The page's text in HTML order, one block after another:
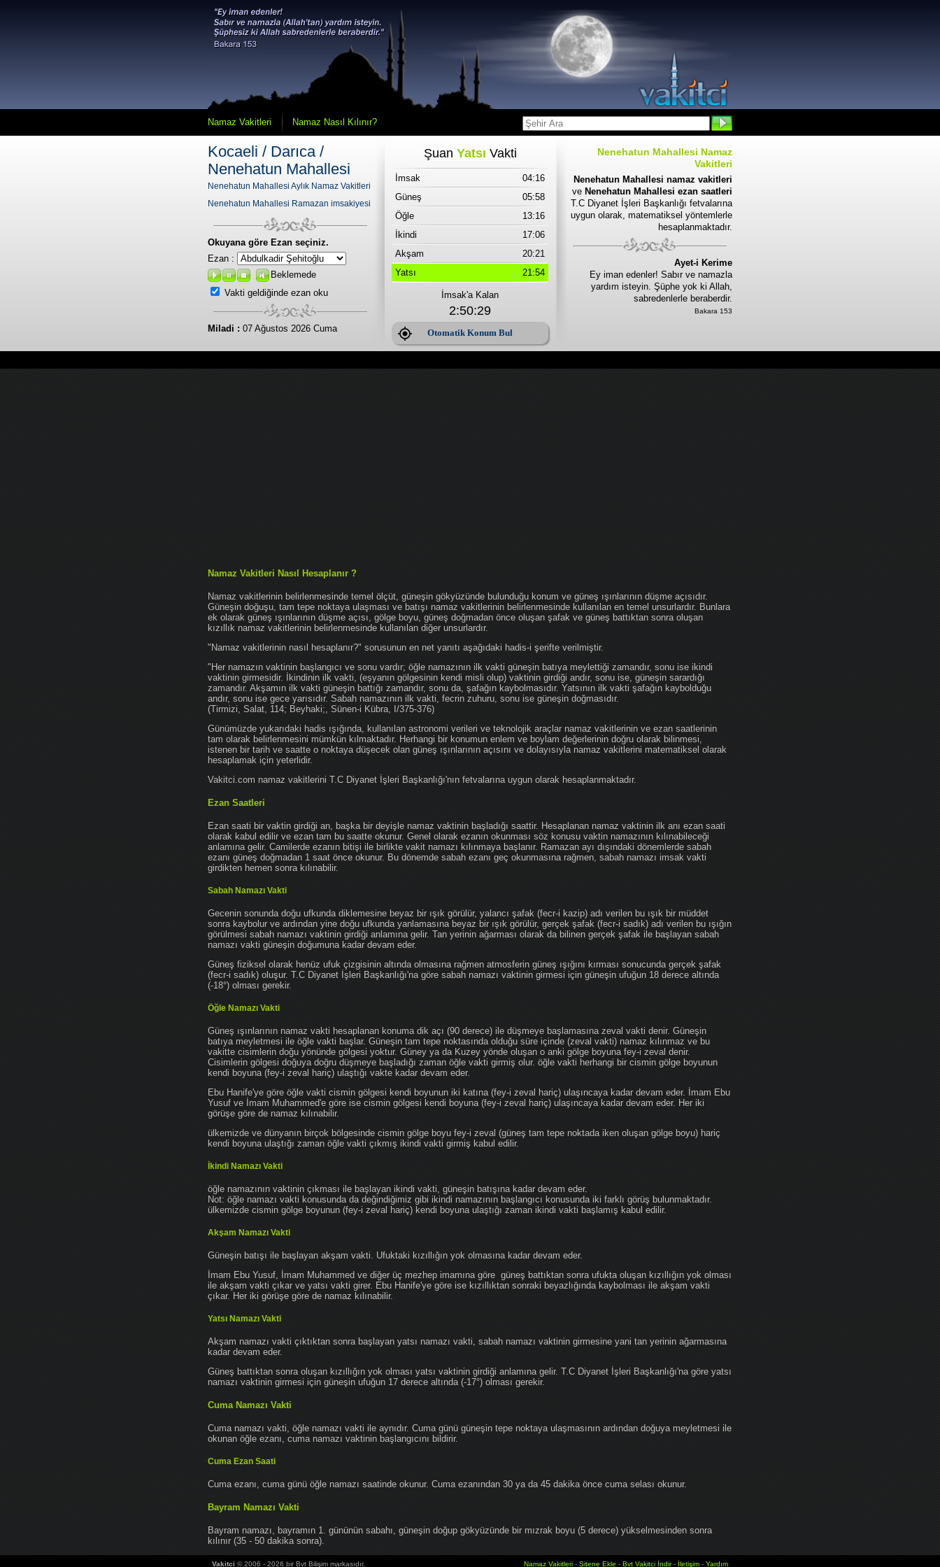
Namaz Vakitleri Namaz Nasıl Kılınır?
Kocaeli / Darıca /
Nenehatun Mahallesi
Nenehatun Mahallesi Aylık Namaz Vakitleri
Nenehatun Mahallesi Ramazan imsakiyesi
Okuyana göre Ezan seçiniz.
Ezan :
Beklemede
Vakti geldiğinde ezan oku
Miladi : 07 Ağustos 2026 Cuma
Şuan Yatsı Vakti
İmsak
04:16
Güneş
05:58
Öğle
13:16
İkindi
17:06
Akşam
20:21
Yatsı
21:54
İmsak'a Kalan
2:50:29
Otomatik Konum Bul
Nenehatun Mahallesi Namaz
Vakitleri
Nenehatun Mahallesi namaz vakitleri
ve Nenehatun Mahallesi ezan saatleri
T.C Diyanet İşleri Başkanlığı fetvalarına
uygun olarak, matematiksel yöntemlerle
hesaplanmaktadır.
Ayet-i Kerime
Ey iman edenler! Sabır ve namazla
yardım isteyin. Şüphe yok ki Allah,
sabredenlerle beraberdir.
Bakara 153
Namaz Vakitleri Nasıl Hesaplanır ?
Namaz vakitlerinin belirlenmesinde temel ölçüt, güneşin gökyüzünde bulunduğu konum ve güneş ışınlarının düşme açısıdır.
Güneşin doğuşu, tam tepe noktaya ulaşması ve batışı namaz vakitlerinin belirlenmesinde kullanılan en temel unsurlardır. Bunlara
ek olarak güneş ışınlarının düşme açısı, gölge boyu, güneş doğmadan önce oluşan şafak ve güneş battıktan sonra oluşan
kızıllık namaz vakitlerinin belirlenmesinde kullanılan diğer unsurlardır.
"Namaz vakitlerinin nasıl hesaplanır?" sorusunun en net yanıtı aşağıdaki hadis-i şerifte verilmiştir.
"Her namazın vaktinin başlangıcı ve sonu vardır; öğle namazının ilk vakti güneşin batıya meylettiği zamandır, sonu ise ikindi
vaktinin girmesidir. İkindinin ilk vakti, (eşyanın gölgesinin kendi misli olup) vaktinin girdiği andır, sonu ise, güneşin sarardığı
zamandır. Akşamın ilk vakti güneşin battığı zamandır, sonu da, şafağın kaybolmasıdır. Yatsının ilk vakti şafağın kaybolduğu
andır, sonu ise gece yarısıdır. Sabah namazının ilk vakti, fecrin zuhuru, sonu ise güneşin doğmasıdır.
(Tirmizi, Salat, 114; Beyhaki;, Sünen-i Kübra, I/375-376)
Günümüzde yukarıdaki hadis ışığında, kullanılan astronomi verileri ve teknolojik araçlar namaz vakitlerinin ve ezan saatlerinin
tam olarak belirlenmesini mümkün kılmaktadır. Herhangi bir konumun enlem ve boylam değerlerinin doğru olarak bilinmesi,
istenen bir tarih ve saatte o noktaya düşecek olan güneş ışınlarının açısını ve dolayısıyla namaz vakitlerini matematiksel olarak
hesaplamak için yeterlidir.
Vakitci.com namaz vakitlerini T.C Diyanet İşleri Başkanlığı'nın fetvalarına uygun olarak hesaplanmaktadır.
Ezan Saatleri
Ezan saati bir vaktin girdiği an, başka bir deyişle namaz vaktinin başladığı saattir. Hesaplanan namaz vaktinin ilk anı ezan saati
olarak kabul edilir ve ezan tam bu saatte okunur. Genel olarak ezanın okunması söz konusu vaktin namazının kılınabileceği
anlamına gelir. Camilerde ezanın bitişi ile birlikte vakit namazı kılınmaya başlanır. Ramazan ayı dışındaki dönemlerde sabah
ezanı güneş doğmadan 1 saat önce okunur. Bu dönemde sabah ezanı geç okunmasına rağmen, sabah namazı imsak vakti
girdikten hemen sonra kılınabilir.
Sabah Namazı Vakti
Gecenin sonunda doğu ufkunda diklemesine beyaz bir ışık görülür, yalancı şafak (fecr-i kazip) adı verilen bu ışık bir müddet
sonra kaybolur ve ardından yine doğu ufkunda yanlamasına beyaz bir ışık görülür, gerçek şafak (fecr-i sadık) adı verilen bu ışığın
görülmesi sabah namazı vaktinin girdiği anlamına gelir. Tan yerinin ağarması olarak da bilinen gerçek şafak ile başlayan sabah
namazı vakti güneşin doğumuna kadar devam eder.
Güneş fiziksel olarak henüz ufuk çizgisinin altında olmasına rağmen atmosferin güneş ışığını kırması sonucunda gerçek şafak
(fecr-i sadık) oluşur. T.C Diyanet İşleri Başkanlığı'na göre sabah namazı vaktinin girmesi için güneşin ufuğun 18 derece altında
(-18°) olması gerekir.
Öğle Namazı Vakti
Güneş ışınlarının namaz vakti hesaplanan konuma dik açı (90 derece) ile düşmeye başlamasına zeval vakti denir. Güneşin
batıya meyletmesi ile öğle vakti başlar. Güneşin tam tepe noktasında olduğu süre içinde (zeval vakti) namaz kılınmaz ve bu
vakitte cisimlerin doğu yönünde gölgesi yoktur. Güney ya da Kuzey yönde oluşan o anki gölge boyuna fey-i zeval denir.
Cisimlerin gölgesi doğuya doğru düşmeye başladığı zaman öğle vakti girmiş olur. öğle vakti herhangi bir cismin gölge boyunun
kendi boyuna (fey-i zeval hariç) ulaştığı vakte kadar devam eder.
Ebu Hanife'ye göre öğle vakti cismin gölgesi kendi boyunun iki katına (fey-i zeval hariç) ulaşıncaya kadar devam eder. İmam Ebu
Yusuf ve İmam Muhammed'e göre ise cismin gölgesi kendi boyuna (fey-i zeval hariç) ulaşıncaya kadar devam eder. Her iki
görüşe göre de namaz kılınabilir.
ülkemizde ve dünyanın birçok bölgesinde cismin gölge boyu fey-i zeval (güneş tam tepe noktada iken oluşan gölge boyu) hariç
kendi boyuna ulaştığı zaman öğle vakti çıkmış ikindi vakti girmiş kabul edilir.
İkindi Namazı Vakti
öğle namazının vaktinin çıkması ile başlayan ikindi vakti, güneşin batışına kadar devam eder.
Not: öğle namazı vakti konusunda da değindiğimiz gibi ikindi namazının başlangıcı konusunda iki farklı görüş bulunmaktadır.
ülkemizde cismin gölge boyunun (fey-i zeval hariç) kendi boyuna ulaştığı zaman ikindi vakti başlamış kabul edilir.
Akşam Namazı Vakti
Güneşin batışı ile başlayan akşam vakti. Ufuktaki kızıllığın yok olmasına kadar devam eder.
İmam Ebu Yusuf, İmam Muhammed ve diğer üç mezhep imamına göre güneş battıktan sonra ufukta oluşan kızıllığın yok olması
ile akşam vakti çıkar ve yatsı vakti girer. Ebu Hanife'ye göre ise kızıllıktan sonraki beyazlığında kaybolması ile akşam vakti
çıkar. Her iki görüşe göre de namaz kılınabilir.
Yatsı Namazı Vakti
Akşam namazı vakti çıktıktan sonra başlayan yatsı namazı vakti, sabah namazı vaktinin girmesine yani tan yerinin ağarmasına
kadar devam eder.
Güneş battıktan sonra oluşan kızıllığın yok olması yatsı vaktinin girdiği anlamına gelir. T.C Diyanet İşleri Başkanlığı'na göre yatsı
namazı vaktinin girmesi için güneşin ufuğun 17 derece altında (-17°) olması gerekir.
Cuma Namazı Vakti
Cuma namazı vakti, öğle namazı vakti ile aynıdır. Cuma günü güneşin tepe noktaya ulaşmasının ardından doğuya meyletmesi ile
okunan öğle ezanı, cuma namazı vaktinin başlangıcını bildirir.
Cuma Ezan Saati
Cuma ezanı, cuma günü öğle namazı saatinde okunur. Cuma ezanından 30 ya da 45 dakika önce cuma selası okunur.
Bayram Namazı Vakti
Bayram namazı, bayramın 1. gününün sabahı, güneşin doğup gökyüzünde bir mızrak boyu (5 derece) yükselmesinden sonra
kılınır (35 - 50 dakika sonra).
Vakitci © 2006 - 2026 bir Bvt Bilişim markasıdır. Namaz Vakitleri - Sitene Ekle - Bvt Vakitci İndir- İletişim - Yardım